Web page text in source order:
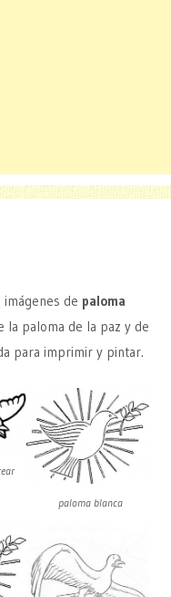
de paloma
la paloma de la paz y de
para imprimir y pintar.
paloma blanca